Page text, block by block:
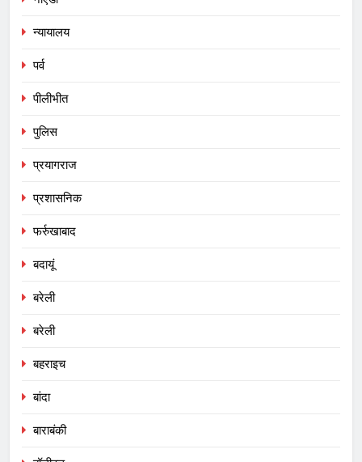
न्यायालय
पर्व
पीलीभीत
पुलिस
प्रयागराज
प्रशासनिक
फर्रुखाबाद
बदायूं
बरेली
बरेली
बहराइच
बांदा
बाराबंकी